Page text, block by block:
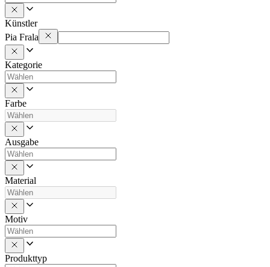
Künstler
Pia Frala
Kategorie
Farbe
Ausgabe
Material
Motiv
Produkttyp